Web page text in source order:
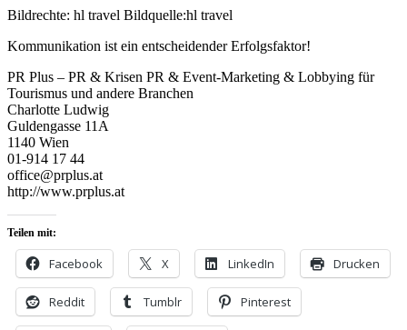
Bildrechte: hl travel Bildquelle:hl travel
Kommunikation ist ein entscheidender Erfolgsfaktor!
PR Plus – PR & Krisen PR & Event-Marketing & Lobbying für
Tourismus und andere Branchen
Charlotte Ludwig
Guldengasse 11A
1140 Wien
01-914 17 44
office@prplus.at
http://www.prplus.at
Teilen mit:
Facebook X LinkedIn Drucken
Reddit Tumblr Pinterest